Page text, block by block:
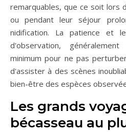
remarquables, que ce soit lors
ou pendant leur séjour
nidification. La patience et
d'observation,
minimum pour ne pas
d'assister à des scènes
bien-être des espèces
Les grands
bécasseau au